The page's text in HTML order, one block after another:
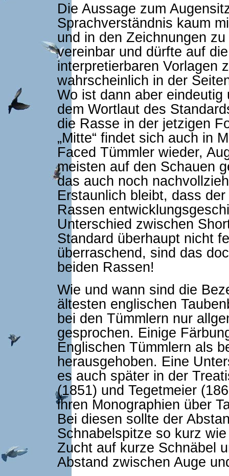
Die Aussage zum
Sprachverständnis kaum
und in den Zeichnungen
vereinbar und dürfte auf
interpretierbaren Vorlagen
wahrscheinlich in der
Wo ist dann aber
dem Wortlaut des
die Rasse in der jetzigen
„Mitte“ findet sich auch in
Faced Tümmler wieder,
meisten auf den Schauen
das auch noch
Erstaunlich bleibt, dass
Rassen
Unterschied zwischen
Standard überhaupt nicht
überraschend, sind das
beiden Rassen!
Wie und wann sind die
ältesten englischen
bei den Tümmlern nur
gesprochen. Einige
Englischen Tümmlern als
herausgehoben. Eine
es auch später in der
(1851) und Tegetmeier
ihren Monographien über
Bei diesen sollte der
Schnabelspitze so kurz
Zucht auf kurze Schnäbel
Abstand zwischen Auge